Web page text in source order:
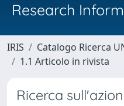
Research
IRIS Catalogo Ricerca
1.1 Articolo in rivista
Ricerca